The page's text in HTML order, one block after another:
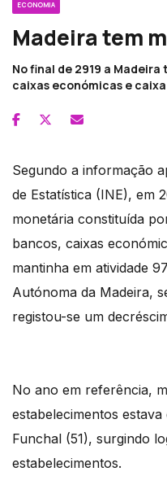
ECONOMIA
Madeira tem
No final de 2919 a
caixas económicas e
Segundo a informação
de Estatística (INE), em
monetária constituída
bancos, caixas
mantinha em atividade
Autónoma da Madeira,
registou-se um
No ano em referência,
estabelecimentos
Funchal (51), surgindo
estabelecimentos.